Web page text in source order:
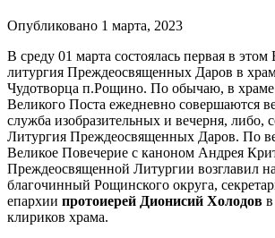
Опубликовано 1 марта, 2023
В среду 01 марта состоялась первая в
литургия Преждеосвященных Даров в
Чудотворца п.Рощино. По обычаю, в
Великого Поста ежедневно совершаются
служба изобразительных и вечерня, либо,
Литургия Преждеосвященных Даров. По
Великое Повечерие с каноном Андрея
Преждеосвященной Литургии возглавил
благочинный Рощинского округа,
епархии протоиерей Дионисий Холодов
клириков храма.